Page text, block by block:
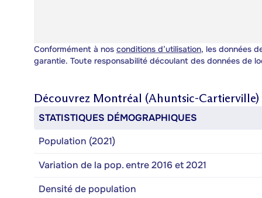
Conformément à nos conditions d’utilisation, les données
garantie. Toute responsabilité découlant des données de
Découvrez Montréal (Ahuntsic-Cartierville)
STATISTIQUES DÉMOGRAPHIQUES
Population (2021)
Variation de la pop. entre 2016 et 2021
Densité de population